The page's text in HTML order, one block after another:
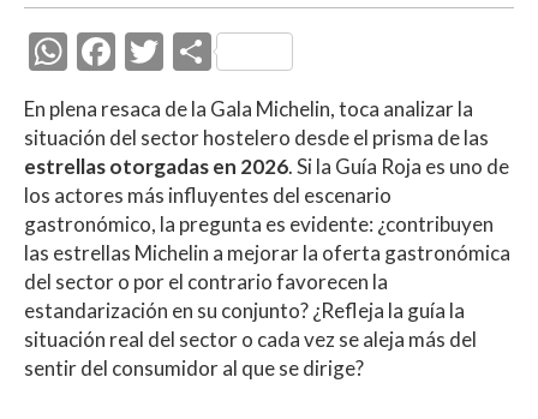
W
at
s
A
p
p
F
e
b
o
o
k
T
w
itt
er
C
o
m
p
ar
ti
r
En plena resaca de la Gala Michelin, toca analizar la
situación del sector hostelero desde el prisma de las
estrellas otorgadas en 2026. Si la Guía Roja es uno de
los actores más influyentes del escenario
gastronómico, la pregunta es evidente: ¿contribuyen
las estrellas Michelin a mejorar la oferta gastronómica
del sector o por el contrario favorecen la
estandarización en su conjunto? ¿Refleja la guía la
situación real del sector o cada vez se aleja más del
sentir del consumidor al que se dirige?